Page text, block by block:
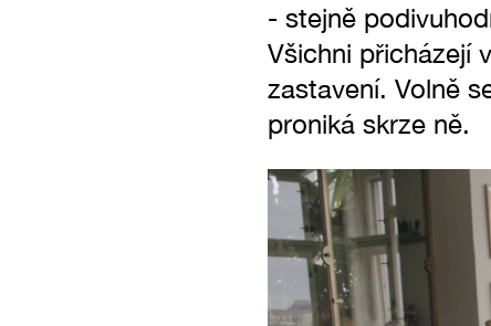
- stejně
Všichni přicházejí
zastavení. Volně
proniká skrze ně.